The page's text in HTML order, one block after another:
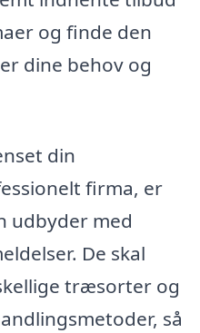
og finde den
dine behov og
din
firma, er
udbyder med
De skal
træsorter og
så